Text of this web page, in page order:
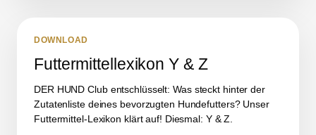
DOWNLOAD
Futtermittellexikon Y & Z
DER HUND Club entschlüsselt: Was steckt hinter der
Zutatenliste deines bevorzugten Hundefutters? Unser
Futtermittel-Lexikon klärt auf! Diesmal: Y & Z.